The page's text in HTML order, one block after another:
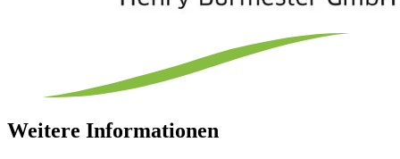
Weitere Informationen